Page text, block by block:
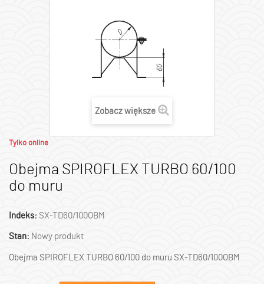
Zobacz większe
Tylko online
Obejma SPIROFLEX TURBO 60/100
do muru
Indeks: SX-TD60/100OBM
Stan: Nowy produkt
Obejma SPIROFLEX TURBO 60/100 do muru SX-TD60/100OBM